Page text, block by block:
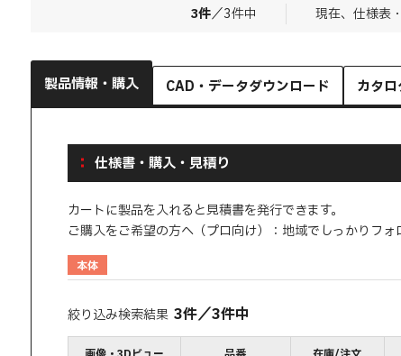
3件／3件中 現在、仕様表
製品情報・購入 CAD・データダウンロード カタロ
仕様書・購入・見積り
カートに製品を入れると見積書を発行できます。
ご購入をご希望の方へ（プロ向け）：地域でしっかりフ
本体
絞り込み検索結果 3件／3件中